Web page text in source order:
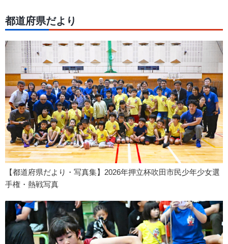
都道府県だより
【都道府県だより・写真集】2026年押立杯吹田市民少年少女選
手権・熱戦写真